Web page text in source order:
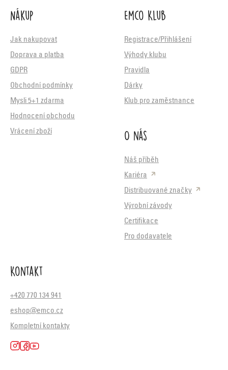
Nákup
Jak nakupovat
Doprava a platba
GDPR
Obchodní podmínky
Mysli 5+1 zdarma
Hodnocení obchodu
Vrácení zboží
Emco Klub
Registrace/Přihlášení
Výhody klubu
Pravidla
Dárky
Klub pro zaměstnance
O nás
Náš příběh
Kariéra
Distribuované značky
Výrobní závody
Certifikace
Pro dodavatele
Kontakt
+420 770 134 941
eshop@emco.cz
Kompletní kontakty